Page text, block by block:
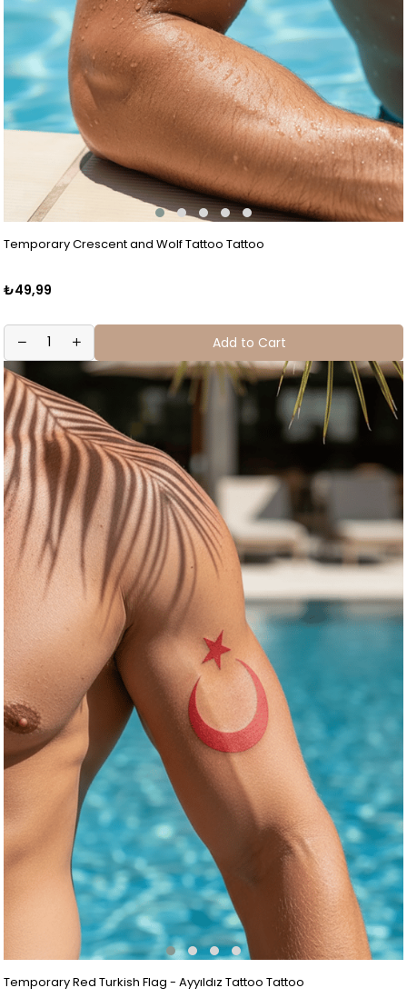
Temporary Crescent and Wolf Tattoo Tattoo
₺49,99
Add to Cart
Temporary Red Turkish Flag - Ayyıldız Tattoo Tattoo